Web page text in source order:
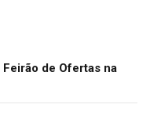
de Ofertas na